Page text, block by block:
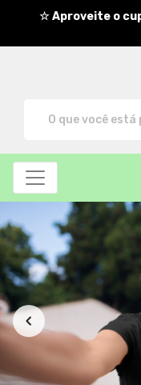
☆ Aproveite o